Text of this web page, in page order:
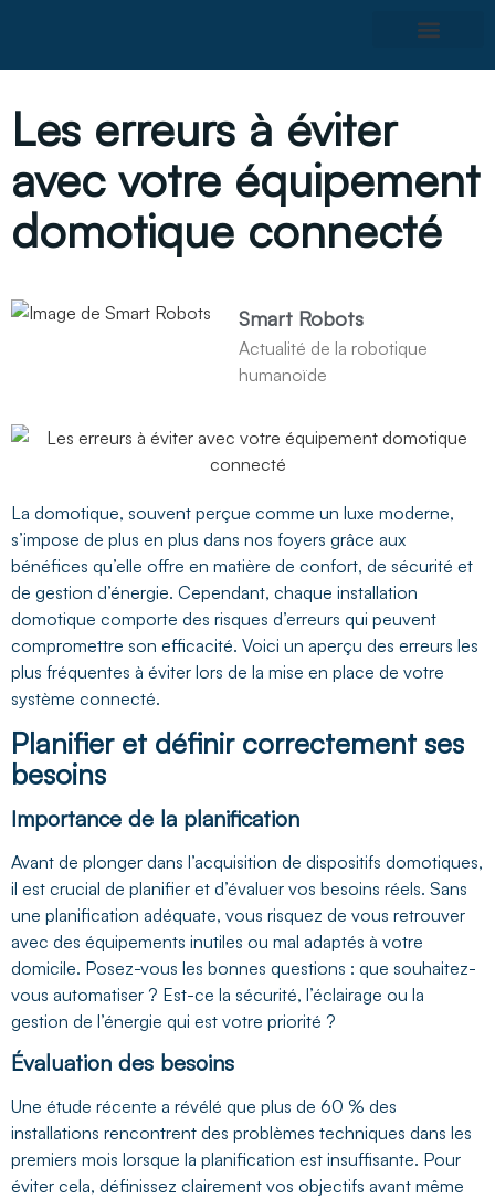
Les erreurs à éviter
avec votre équipement
domotique connecté
Smart Robots
Actualité de la robotique
humanoïde
La domotique, souvent perçue comme un luxe moderne,
s’impose de plus en plus dans nos foyers grâce aux
bénéfices qu’elle offre en matière de confort, de sécurité et
de gestion d’énergie. Cependant, chaque installation
domotique comporte des risques d’erreurs qui peuvent
compromettre son efficacité. Voici un aperçu des erreurs les
plus fréquentes à éviter lors de la mise en place de votre
système connecté.
Planifier et définir correctement ses
besoins
Importance de la planification
Avant de plonger dans l’acquisition de dispositifs domotiques,
il est crucial de planifier et d’évaluer vos besoins réels. Sans
une planification adéquate, vous risquez de vous retrouver
avec des équipements inutiles ou mal adaptés à votre
domicile. Posez-vous les bonnes questions : que souhaitez-
vous automatiser ? Est-ce la sécurité, l’éclairage ou la
gestion de l’énergie qui est votre priorité ?
Évaluation des besoins
Une étude récente a révélé que plus de 60 % des
installations rencontrent des problèmes techniques dans les
premiers mois lorsque la planification est insuffisante. Pour
éviter cela, définissez clairement vos objectifs avant même